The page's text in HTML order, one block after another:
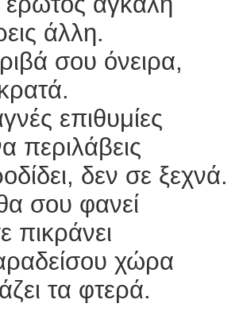
άλλη.
σου όνειρα,
επιθυμίες
περιλάβεις
δεν σε ξεχνά.
σου φανεί
πικράνει
χώρα
τα φτερά.